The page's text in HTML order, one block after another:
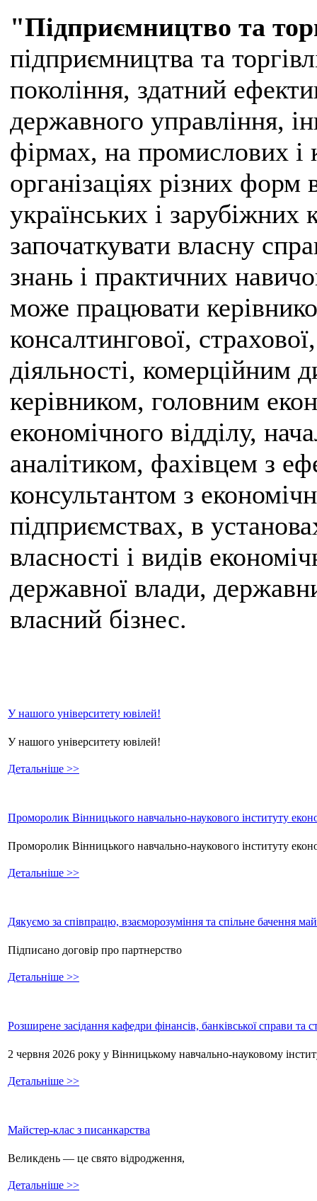
"Підприємництво та
підприємництва та
покоління, здатний
державного управління,
фірмах, на промислових і
організаціях різних форм
українських і
започаткувати власну
знань і практичних
може працювати
консалтингової,
діяльності, комерційним
керівником, головним
економічного відділу,
аналітиком, фахівцем з
консультантом з
підприємствах, в
власності і видів
державної влади,
власний бізнес.
У нашого університету ювілей!
У нашого університету ювілей!
Детальніше >>
Проморолик Вінницького навчально-наукового інституту
Проморолик Вінницького навчально-наукового інституту
Детальніше >>
Дякуємо за співпрацю, взаєморозуміння та спільне бачення
Підписано договір про партнерство
Детальніше >>
Розширене засідання кафедри фінансів, банківської справи та
2 червня 2026 року у Вінницькому навчально-науковому
Детальніше >>
Майстер-клас з писанкарства
Великдень — це свято відродження,
Детальніше >>